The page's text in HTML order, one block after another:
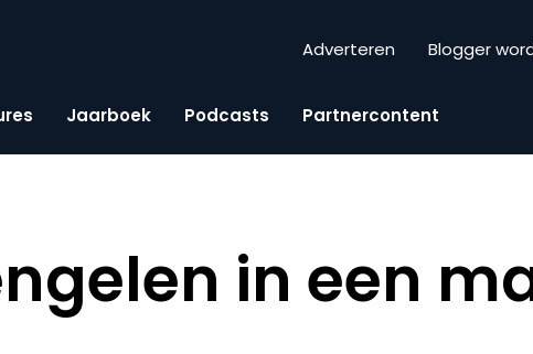
Adverteren Blogger
Jaarboek Podcasts Partnercontent
in een